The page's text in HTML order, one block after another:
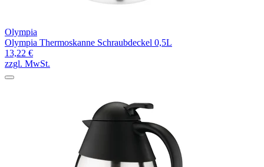
Olympia
Olympia Thermoskanne Schraubdeckel 0,5L
13,22 €
zzgl. MwSt.